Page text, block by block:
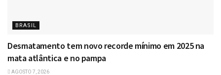
BRASIL
Desmatamento tem novo recorde mínimo em 2025 na
mata atlântica e no pampa
AGOSTO 7, 2026